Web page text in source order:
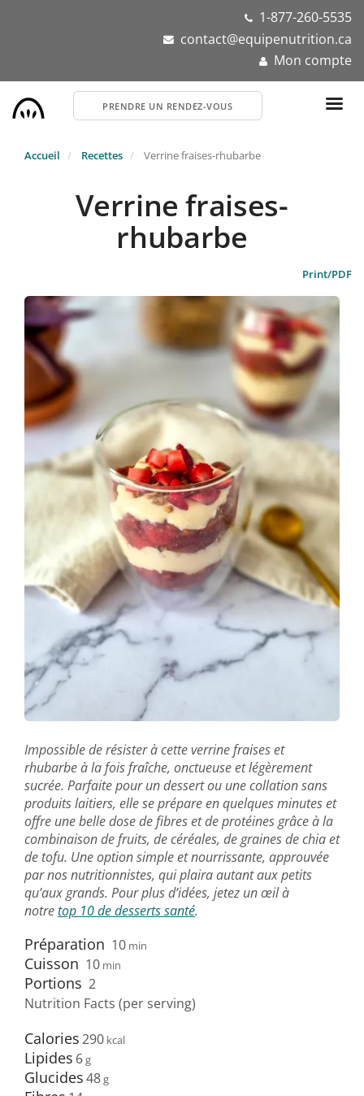
1-877-260-5535
contact@equipenutrition.ca
Mon compte
PRENDRE UN RENDEZ-VOUS
Accueil Recettes Verrine fraises-rhubarbe
Verrine fraises-
rhubarbe
Print/PDF
Impossible de résister à cette verrine fraises et
rhubarbe à la fois fraîche, onctueuse et légèrement
sucrée. Parfaite pour un dessert ou une collation sans
produits laitiers, elle se prépare en quelques minutes et
offre une belle dose de fibres et de protéines grâce à la
combinaison de fruits, de céréales, de graines de chia et
de tofu. Une option simple et nourrissante, approuvée
par nos nutritionnistes, qui plaira autant aux petits
qu’aux grands. Pour plus d’idées, jetez un œil à
notretop 10 de desserts santé.
Préparation 10 min
Cuisson 10 min
Portions 2
Nutrition Facts (per serving)
Calories290
Lipides 6
Glucides48